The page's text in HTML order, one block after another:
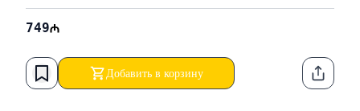
P/N: RUTXR1000000
Гарантия:
749
Добавить в корзину